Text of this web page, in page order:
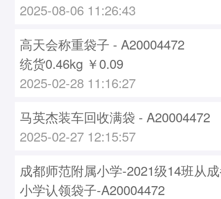
2025-08-06 11:26:43
高天会称重袋子 - A20004472
统货0.46kg ￥0.09
2025-02-28 11:16:27
马英杰装车回收满袋 - A20004472
2025-02-27 12:15:57
成都师范附属小学-2021级14班从
小学认领袋子-A20004472